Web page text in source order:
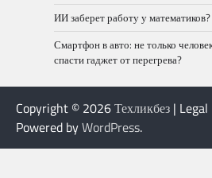
ИИ заберет работу у
Смартфон в авто: не только
спасти гаджет от перегрева?
Copyright © 2026Техликбез |
Powered byWordPress.